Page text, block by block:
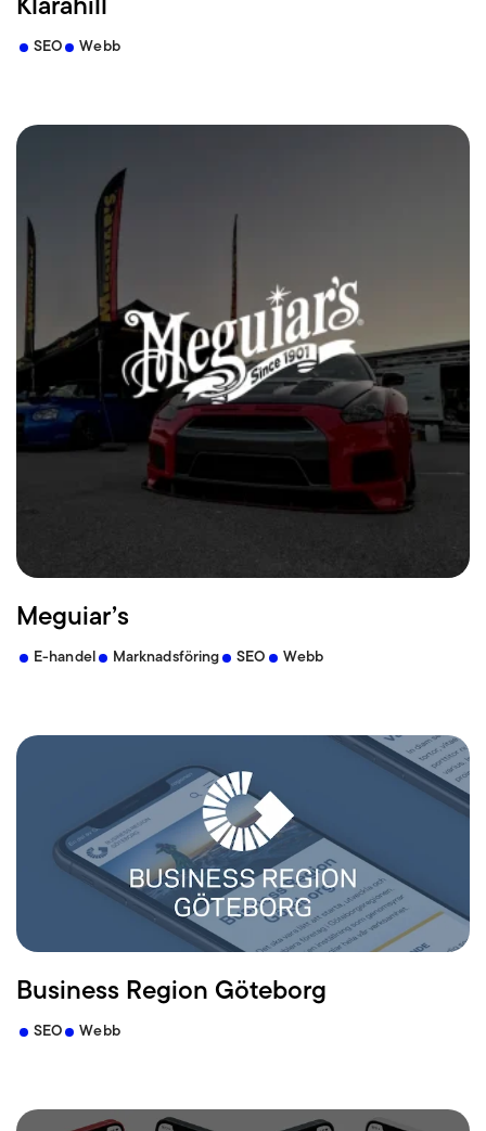
Klarahill
SEO Webb
Meguiar’s
E-handel Marknadsföring SEO Webb
Business Region Göteborg
SEO Webb